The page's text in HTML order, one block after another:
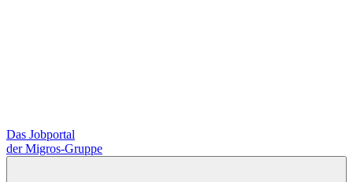
Das Jobportal
der Migros-Gruppe